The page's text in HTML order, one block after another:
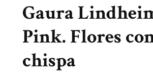
Gaura
Pink. Flores
chispa